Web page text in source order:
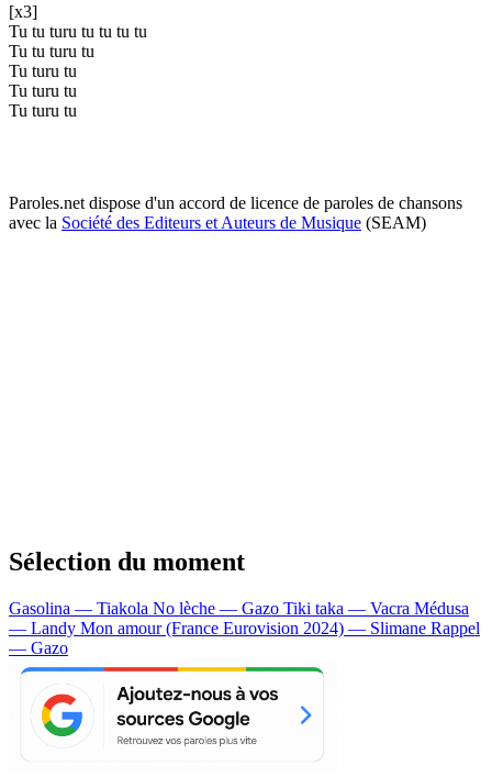
[x3]
Tu tu turu tu tu tu tu
Tu tu turu tu
Tu turu tu
Tu turu tu
Tu turu tu
Paroles.net dispose d'un accord de licence de paroles de chansons
avec la Société des Editeurs et Auteurs de Musique (SEAM)
Sélection du moment
Gasolina — Tiakola No lèche — Gazo Tiki taka — Vacra Médusa
— Landy Mon amour (France Eurovision 2024) — Slimane Rappel
— Gazo